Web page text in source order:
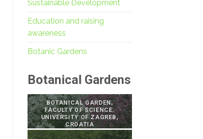
Sustainable Development
Education and raising
awareness
Botanic Gardens
Botanical Gardens
BOTANICAL GARDEN,
FACULTY OF SCIENCE.
UNIVERSITY OF ZAGREB,
CROATIA